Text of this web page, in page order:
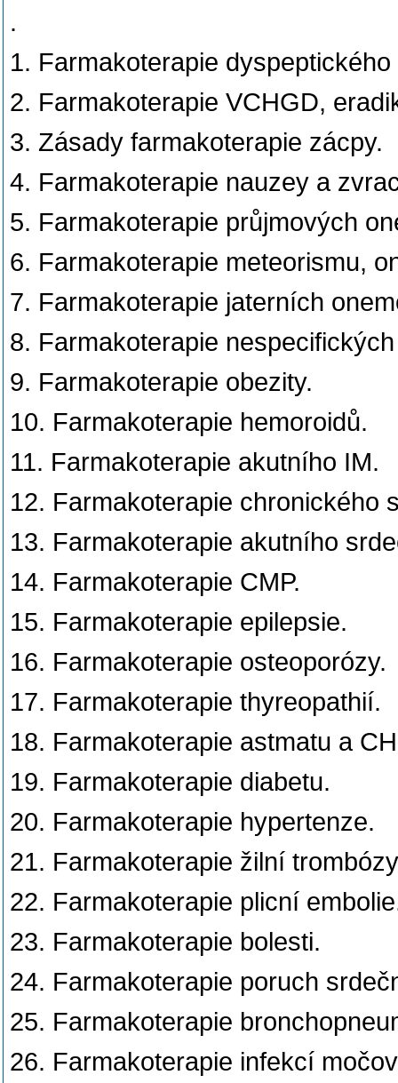
.
1. Farmakoterapie
2. Farmakoterapie VCHGD,
3. Zásady farmakoterapie zácpy.
4. Farmakoterapie nauzey a
5. Farmakoterapie průjmových
6. Farmakoterapie meteorismu,
7. Farmakoterapie jaterních
8. Farmakoterapie
9. Farmakoterapie obezity.
10. Farmakoterapie hemoroidů.
11. Farmakoterapie akutního IM.
12. Farmakoterapie chronického
13. Farmakoterapie akutního
14. Farmakoterapie CMP.
15. Farmakoterapie epilepsie.
16. Farmakoterapie osteoporózy.
17. Farmakoterapie thyreopathií.
18. Farmakoterapie astmatu a
19. Farmakoterapie diabetu.
20. Farmakoterapie hypertenze.
21. Farmakoterapie žilní
22. Farmakoterapie plicní
23. Farmakoterapie bolesti.
24. Farmakoterapie poruch
25. Farmakoterapie
26. Farmakoterapie infekcí